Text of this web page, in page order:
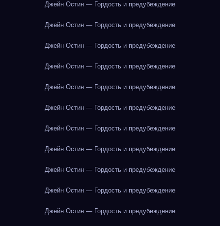
Джейн Остин — Гордость и предубеждение
Джейн Остин — Гордость и предубеждение
Джейн Остин — Гордость и предубеждение
Джейн Остин — Гордость и предубеждение
Джейн Остин — Гордость и предубеждение
Джейн Остин — Гордость и предубеждение
Джейн Остин — Гордость и предубеждение
Джейн Остин — Гордость и предубеждение
Джейн Остин — Гордость и предубеждение
Джейн Остин — Гордость и предубеждение
Джейн Остин — Гордость и предубеждение